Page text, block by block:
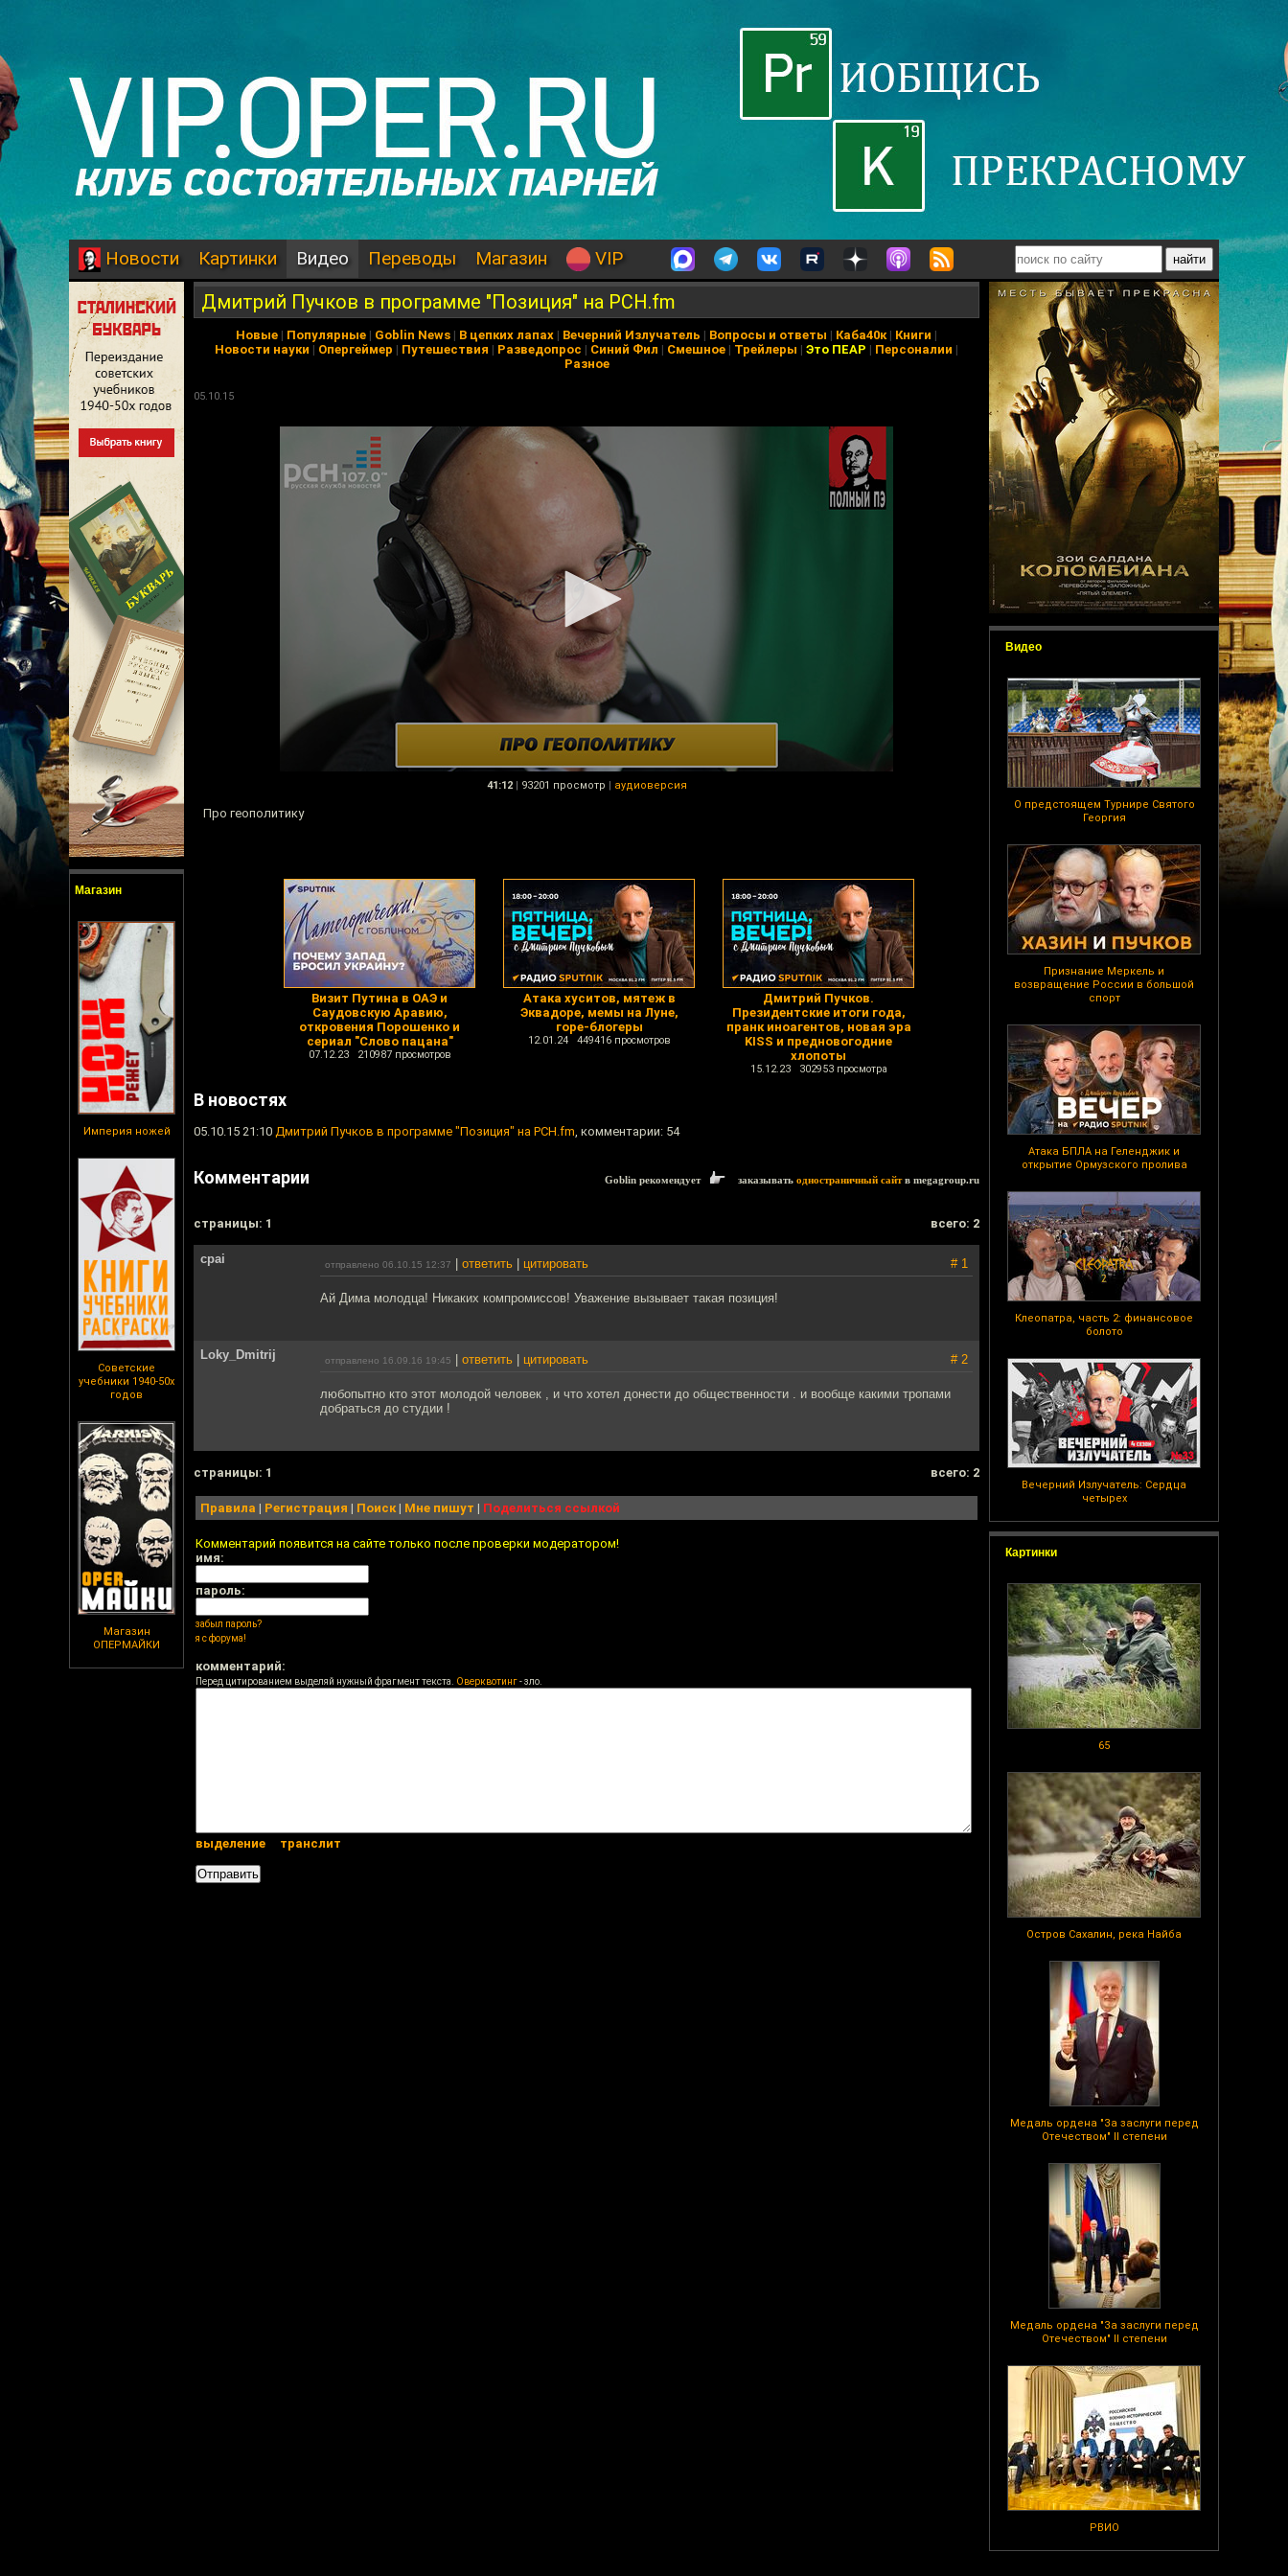
Новости Картинки Видео Переводы Магазин VIP
Магазин
Империя ножей
Советские
учебники 1940-50х
годов
Магазин
ОПЕРМАЙКИ
Видео
О предстоящем Турнире Святого
Георгия
Признание Меркель и
возвращение России в большой
спорт
Атака БПЛА на Геленджик и
открытие Ормузского пролива
Клеопатра, часть 2: финансовое
болото
Вечерний Излучатель: Сердца
четырех
Картинки
65
Остров Сахалин, река Найба
Медаль ордена "За заслуги перед
Отечеством" II степени
Медаль ордена "За заслуги перед
Отечеством" II степени
РВИО
Дмитрий Пучков в программе "Позиция" на РСН.fm
Новые | Популярные | Goblin News | В цепких лапах | Вечерний Излучатель | Вопросы и ответы | Каба40к| Книги |
Новости науки | Опергеймер | Путешествия | Разведопрос | Синий Фил | Смешное | Трейлеры | Это ПЕАР | Персоналии |
Разное
05.10.15
41:12 | 93201 просмотр | аудиоверсия
Про геополитику
Визит Путина в ОАЭ и
Саудовскую Аравию,
откровения Порошенко и
сериал "Слово пацана"
07.12.23 210987 просмотров
Атака хуситов, мятеж в
Эквадоре, мемы на Луне,
горе-блогеры
12.01.24 449416 просмотров
Дмитрий Пучков.
Президентские итоги года,
пранк иноагентов, новая эра
KISS и предновогодние
хлопоты
15.12.23 302953 просмотра
В новостях
05.10.15 21:10 Дмитрий Пучков в программе "Позиция" на РСН.fm, комментарии: 54
Комментарии Goblin рекомендует заказывать одностраничный сайтв megagroup.ru
cтраницы: 1 всего: 2
cpai отправлено 06.10.15 12:37 ответить цитировать # 1
Ай Дима молодца! Никаких компромиссов! Уважение вызывает такая позиция!
Loky_Dmitrij отправлено 16.09.16 19:45 ответить цитировать # 2
любопытно кто этот молодой человек , и что хотел донести до общественности . и вообще какими тропами
добраться до студии !
cтраницы: 1 всего: 2
Правила | Регистрация | Поиск| Мне пишут | Поделиться ссылкой
Комментарий появится на сайте только после проверки модератором!
имя:
пароль:
забыл пароль?
я с форума!
комментарий:
Перед цитированием выделяй нужный фрагмент текста. Оверквотинг- зло.
выделение транслит